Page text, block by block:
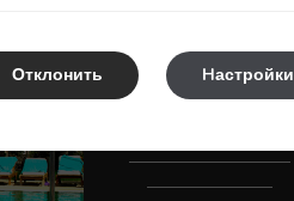
Снек- и
коктейль-бар у
Hастройки
Отклонить